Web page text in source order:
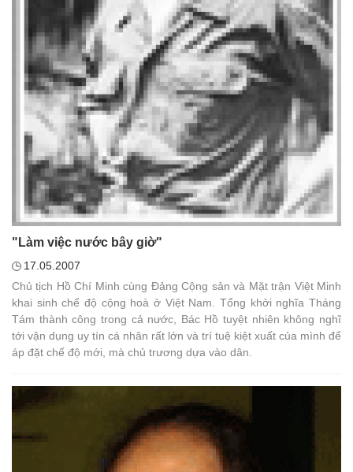
"Làm việc nước bây giờ"
17.05.2007
Chủ tịch Hồ Chí Minh cùng Đảng Cộng sản và Mặt trận Việt Minh
khai sinh chế độ cộng hoà ở Việt Nam. Tổng khởi nghĩa Tháng
Tám thành công trong cả nước, Bác Hồ tuyệt nhiên không nghĩ
tới vận dụng uy tín cá nhân rất lớn và trí tuệ kiệt xuất của mình để
áp đặt chế độ mới, mà chủ trương dựa vào dân.